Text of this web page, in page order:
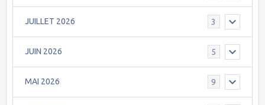
JUILLET 2026 3
JUIN 2026 5
MAI 2026 9